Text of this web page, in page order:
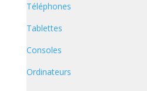
Téléphones
Tablettes
Consoles
Ordinateurs